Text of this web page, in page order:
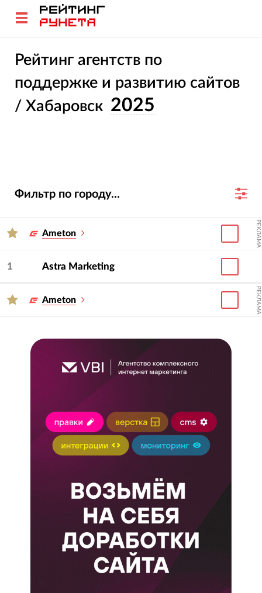
Рейтинг агентств по
поддержке и развитию сайтов
/ Хабаровск 2025
Фильтр по городу...
Ameton РЕКЛАМА
1 Astra Marketing
Ameton РЕКЛАМА